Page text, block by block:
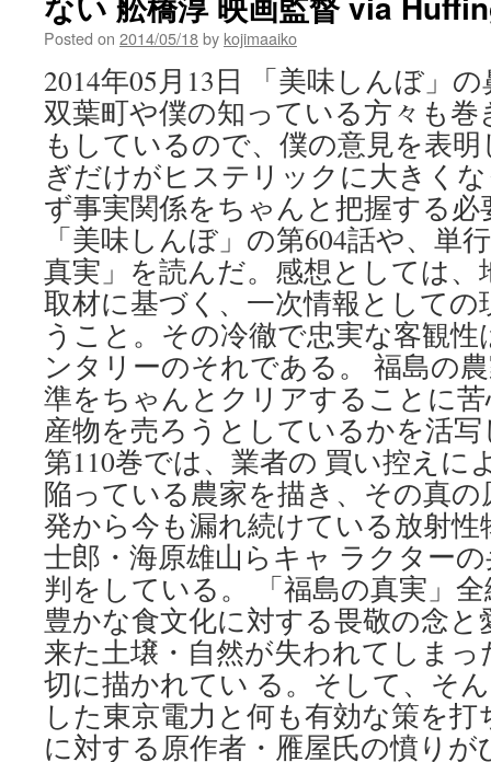
Posted on 2014/05/18by kojimaaiko
2014年05月13日 「美味しんぼ」
双葉町や僕の知っている方々も
もしているので、僕の意見を表
ぎだけがヒステリックに大きく
ず事実関係をちゃんと把握する
「美味しんぼ」の第604話や、単
真実」を読んだ。感想としては
取材に基づく、一次情報として
うこと。その冷徹で忠実な客観
ンタリーのそれである。 福島の
準をちゃんとクリアすることに
産物を売ろうとしているかを活
第110巻では、業者の 買い控えに
陥っている農家を描き、その真
発から今も漏れ続けている放射
士郎・海原雄山らキャ ラクター
判をしている。 「福島の真実」
豊かな食文化に対する畏敬の念
来た土壌・自然が失われてしま
切に描かれてい る。そして、そ
した東京電力と何も有効な策を
に対する原作者・雁屋氏の憤り